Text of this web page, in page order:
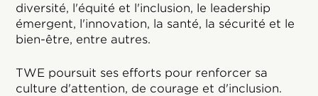
diversité, l'équité et l'inclusion, le leadership
émergent, l'innovation, la santé, la sécurité et le
bien-être, entre autres.
TWE poursuit ses efforts pour renforcer sa
culture d'attention, de courage et d'inclusion.